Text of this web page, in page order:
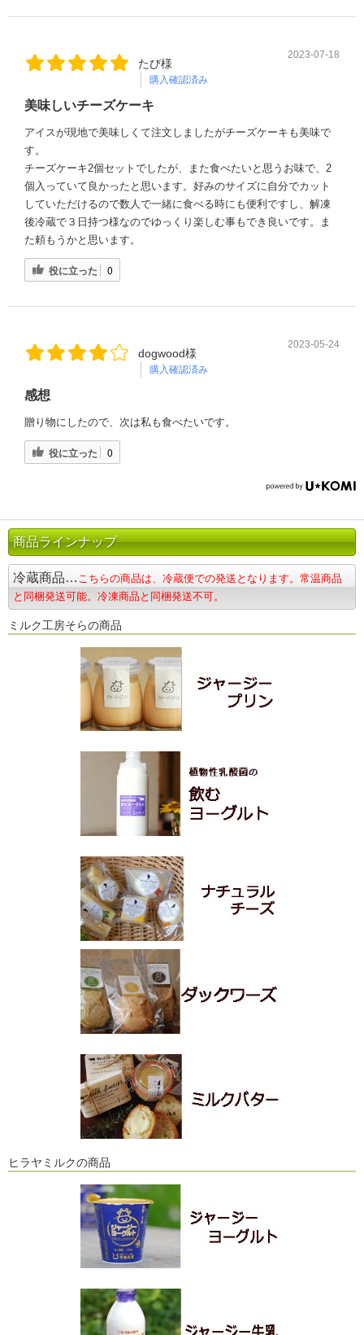
たび様
購入確認済み
2023-07-18
美味しいチーズケーキ
アイスが現地で美味しくて注文しましたがチーズケーキも美味で
す。
チーズケーキ2個セットでしたが、また食べたいと思うお味で、2
個入っていて良かったと思います。好みのサイズに自分でカット
していただけるので数人で一緒に食べる時にも便利ですし、解凍
後冷蔵で３日持つ様なのでゆっくり楽しむ事もでき良いです。ま
た頼もうかと思います。
役に立った 0
dogwood様
購入確認済み
2023-05-24
感想
贈り物にしたので、次は私も食べたいです。
役に立った 0
商品ラインナップ
冷蔵商品… こちらの商品は、冷蔵便での発送となります。常温商品
と同梱発送可能。冷凍商品と同梱発送不可。
ミルク工房そらの商品
ヒラヤミルクの商品